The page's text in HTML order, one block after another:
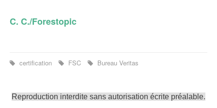
C. C./Forestopic
certification FSC Bureau Veritas
Reproduction interdite sans autorisation écrite préalable.